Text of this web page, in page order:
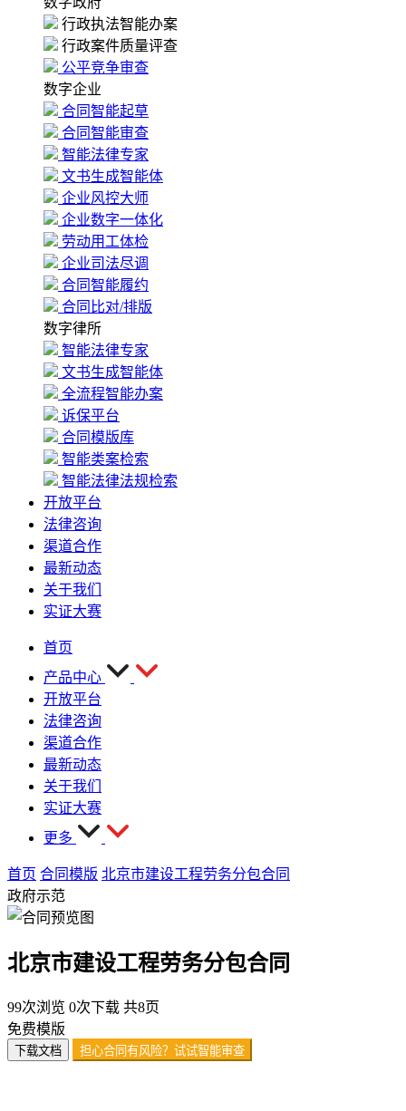
行政执法智能办案
行政案件质量评查
公平竞争审查
数字企业
合同智能起草
合同智能审查
智能法律专家
文书生成智能体
企业风控大师
企业数字一体化
劳动用工体检
企业司法尽调
合同智能履约
合同比对/排版
数字律所
智能法律专家
文书生成智能体
全流程智能办案
诉保平台
合同模版库
智能类案检索
智能法律法规检索
开放平台
法律咨询
渠道合作
最新动态
关于我们
实证大赛
首页
产品中心
开放平台
法律咨询
渠道合作
最新动态
关于我们
实证大赛
更多
首页 合同模版 北京市建设工程劳务分包合同
政府示范
北京市建设工程劳务分包合同
99次浏览 0次下载 共8页
免费模版
下载文档 担心合同有风险？试试智能审查